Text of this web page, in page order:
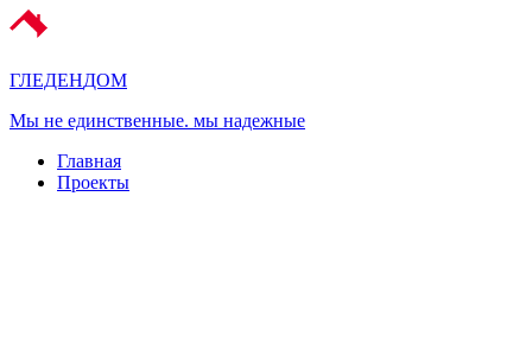
ГЛЕДЕНДОМ
Мы не единственные. мы надежные
Главная
Проекты